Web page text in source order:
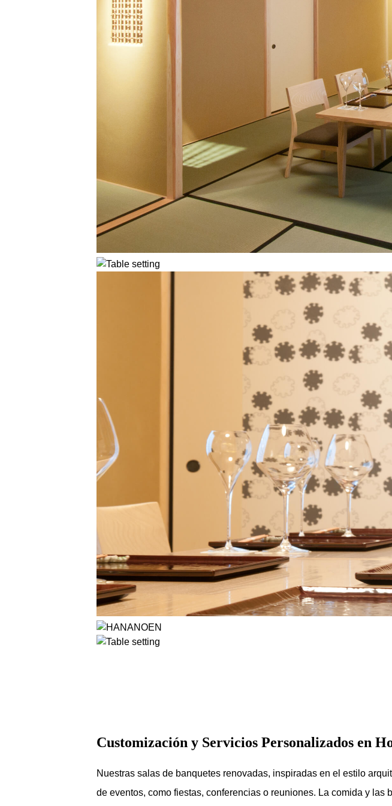
Customización y Servicios Personalizados en
Nuestras salas de banquetes renovadas, inspiradas en el estilo
de eventos, como fiestas, conferencias o reuniones. La comida y